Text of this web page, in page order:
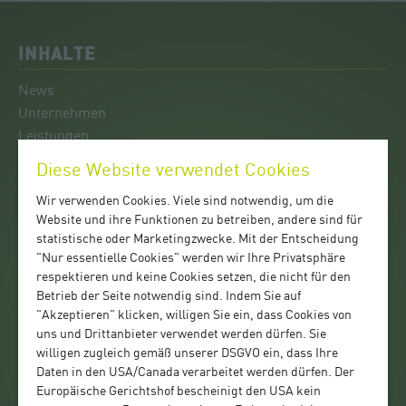
INHALTE
News
Unternehmen
Leistungen
Team Pöchlarn
Team Mank
Entsorgung
Logistik
Mobiles WC-Service
FACHBETRIEB
Wir sind ein zertifizierter
Qualitätsfachbetrieb:
Diese Website verwendet Cookies
Wir verwenden Cookies. Viele sind notwendig, um die
Website und ihre Funktionen zu betreiben, andere sind für
statistische oder Marketingzwecke. Mit der Entscheidung
"Nur essentielle Cookies" werden wir Ihre Privatsphäre
respektieren und keine Cookies setzen, die nicht für den
Betrieb der Seite notwendig sind. Indem Sie auf
"Akzeptieren" klicken, willigen Sie ein, dass Cookies von
uns und Drittanbieter verwendet werden dürfen. Sie
willigen zugleich gemäß unserer DSGVO ein, dass Ihre
Daten in den USA/Canada verarbeitet werden dürfen. Der
Europäische Gerichtshof bescheinigt den USA kein